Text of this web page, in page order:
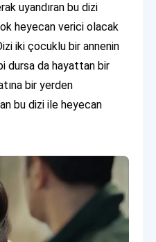
uyandıran bu dizi
heyecan verici olacak
iki çocuklu bir annenin
dursa da hayattan bir
bir yerden
bu dizi ile heyecan